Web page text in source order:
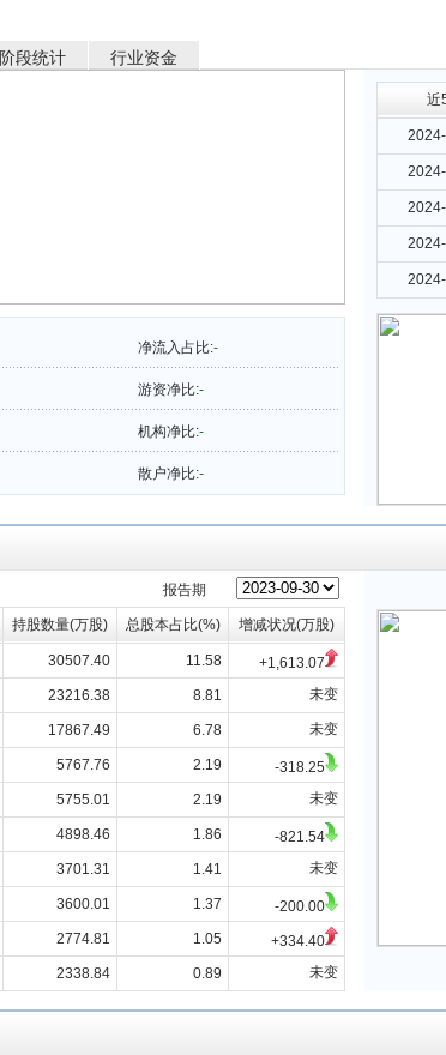
阶段统计 行业资金
净流入占比:-
游资净比:-
机构净比:-
散户净比:-
近
报告期
持股数量(万股) 总股本占比(%) 增减状况(万股)
30507.40 11.58
+1,613.07
23216.38 8.81 未变
17867.49 6.78 未变
5767.76 2.19
-318.25
5755.01 2.19 未变
4898.46 1.86
-821.54
3701.31 1.41 未变
3600.01 1.37
-200.00
2774.81 1.05
+334.40
2338.84 0.89 未变